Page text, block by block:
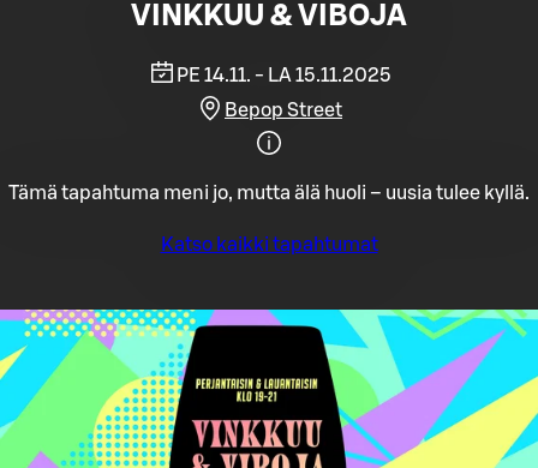
VINKKUU & VIBOJA
PE 14.11. - LA 15.11.2025
Bepop Street
Tämä tapahtuma meni jo, mutta älä huoli – uusia tulee kyllä.
Katso kaikki tapahtumat